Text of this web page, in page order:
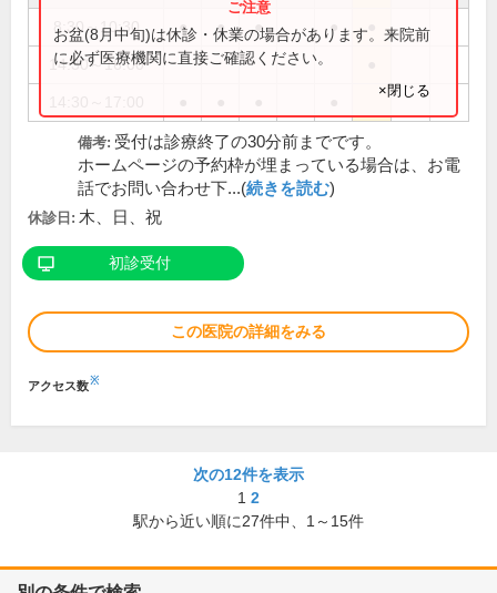
8:30～10:30 ● ● ● ●
14:30～16:00
お盆(8月中旬)は休診・休業の場合があります。来院前
に必ず医療機関に直接ご確認ください。
×閉じる
備考: 受付は診療終了の30分前までです。
ホームページの予約枠が埋まっている場合は、お電
話でお問い合わせ下...(続きを読む)
休診日: 木、日、祝
初診受付
この医院の詳細をみる
アクセス数※
次の12件を表示
1 2
駅から近い順に27件中、 1～15件